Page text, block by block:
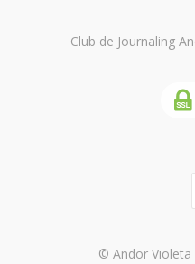
Club de Journaling
© Andor Violeta